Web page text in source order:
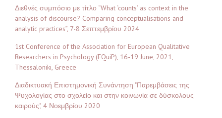
Διεθνές συμπόσιο με τίτλο “What ‘counts’ as context in the
analysis of discourse? Comparing conceptualisations and
analytic practices”, 7-8 Σεπτεμβρίου 2024
1st Conference of the Association for European Qualitative
Researchers in Psychology (EQuiP), 16-19 June, 2021,
Thessaloniki, Greece
Διαδικτυακή Επιστημονική Συνάντηση "Παρεμβάσεις της
Ψυχολογίας στο σχολείο και στην κοινωνία σε δύσκολους
καιρούς", 4 Νοεμβρίου 2020